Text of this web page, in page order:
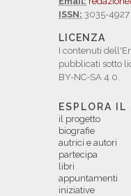
ISSN: 3035-4927
LICENZA
I contenuti
pubblicati sotto
BY-NC-SA 4.0.
ESPLORA IL
il progetto
biografie
autrici e autori
partecipa
libri
appuntamenti
iniziative